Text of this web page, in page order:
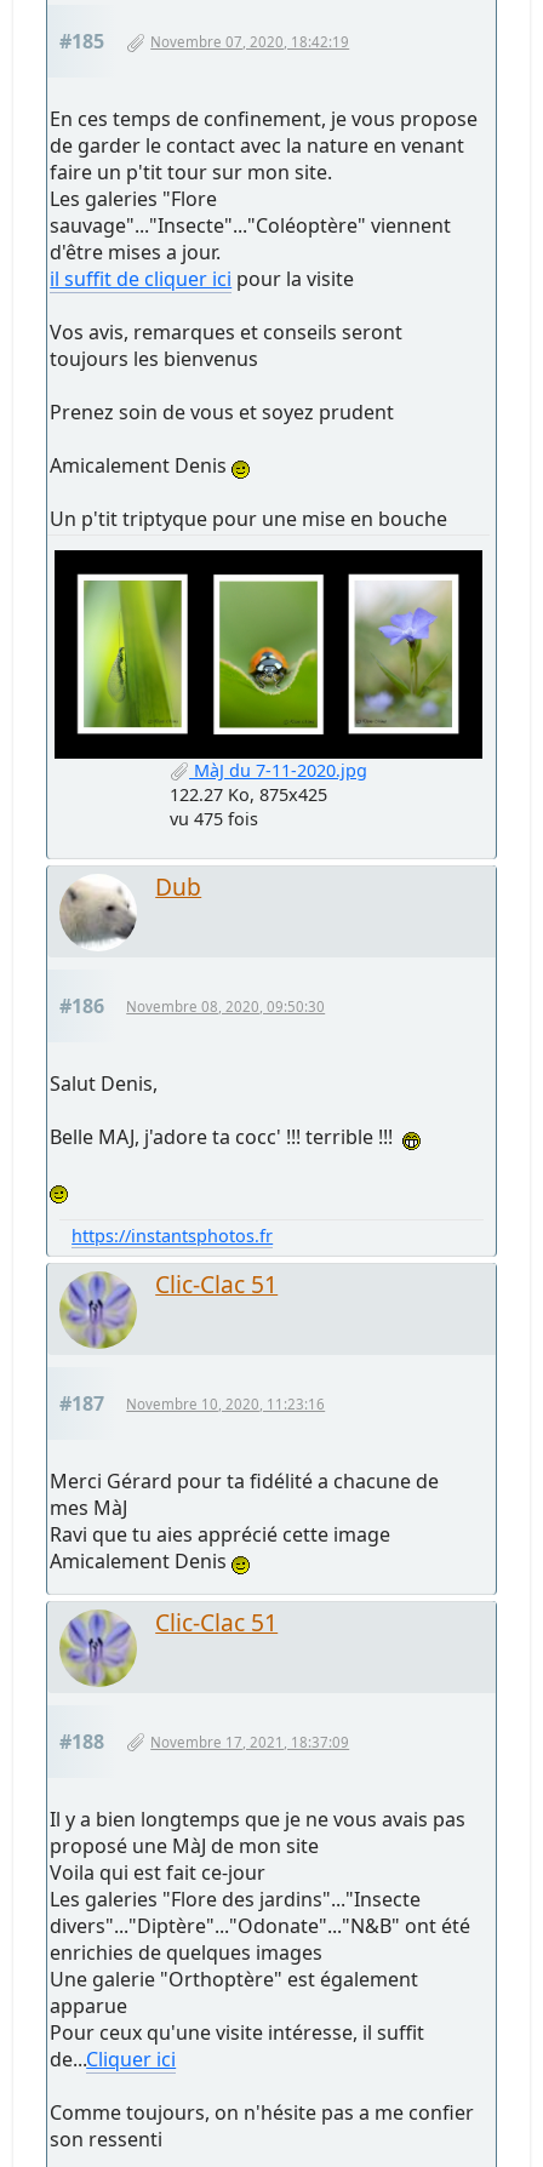
#185 Novembre 07, 2020, 18:42:19
En ces temps de confinement, je vous propose
de garder le contact avec la nature en venant
faire un p'tit tour sur mon site.
Les galeries "Flore
sauvage"..."Insecte"..."Coléoptère" viennent
d'être mises a jour.
il suffit de cliquer ici pour la visite
Vos avis, remarques et conseils seront
toujours les bienvenus
Prenez soin de vous et soyez prudent
Amicalement Denis
Un p'tit triptyque pour une mise en bouche
MàJ du 7-11-2020.jpg
122.27 Ko, 875x425
vu 475 fois
Dub
#186 Novembre 08, 2020, 09:50:30
Salut Denis,
Belle MAJ, j'adore ta cocc' !!! terrible !!!
https://instantsphotos.fr
Clic-Clac 51
#187 Novembre 10, 2020, 11:23:16
Merci Gérard pour ta fidélité a chacune de
mes MàJ
Ravi que tu aies apprécié cette image
Amicalement Denis
Clic-Clac 51
#188 Novembre 17, 2021, 18:37:09
Il y a bien longtemps que je ne vous avais pas
proposé une MàJ de mon site
Voila qui est fait ce-jour
Les galeries "Flore des jardins"..."Insecte
divers"..."Diptère"..."Odonate"..."N&B" ont été
enrichies de quelques images
Une galerie "Orthoptère" est également
apparue
Pour ceux qu'une visite intéresse, il suffit
de...Cliquer ici
Comme toujours, on n'hésite pas a me confier
son ressenti